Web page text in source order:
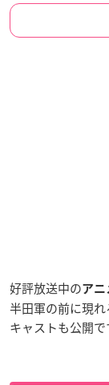
好評放送中のアニ
半田軍の前に現
キャストも公開で